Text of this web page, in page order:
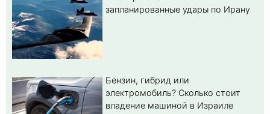
запланированные удары по Ирану
Бензин, гибрид или
электромобиль? Cколько стоит
владение машиной в Израиле